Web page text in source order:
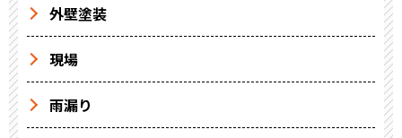
外壁塗装
現場
雨漏り